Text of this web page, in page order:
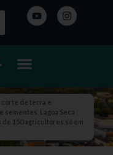
corte de terra e
sementes, Lagoa Seca
de 150 agricultores só em